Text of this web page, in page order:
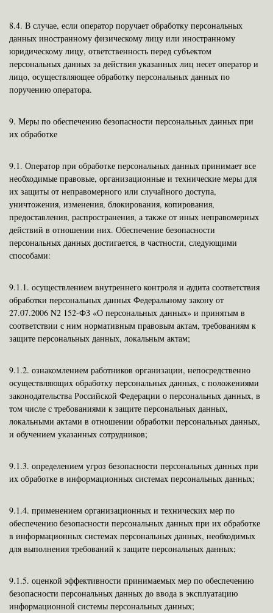
8.4. В случае, если оператор поручает обработку персональных
данных иностранному физическому лицу или иностранному
юридическому лицу, ответственность перед субъектом
персональных данных за действия указанных лиц несет оператор и
лицо, осуществляющее обработку персональных данных по
поручению оператора.
9. Меры по обеспечению безопасности персональных данных при
их обработке
9.1. Оператор при обработке персональных данных принимает все
необходимые правовые, организационные и технические меры для
их защиты от неправомерного или случайного доступа,
уничтожения, изменения, блокирования, копирования,
предоставления, распространения, а также от иных неправомерных
действий в отношении них. Обеспечение безопасности
персональных данных достигается, в частности, следующими
способами:
9.1.1. осуществлением внутреннего контроля и аудита соответствия
обработки персональных данных Федеральному закону от
27.07.2006 N2 152-ФЗ «О персональных данных» и принятым в
соответствии с ним нормативным правовым актам, требованиям к
защите персональных данных, локальным актам;
9.1.2. ознакомлением работников организации, непосредственно
осуществляющих обработку персональных данных, с положениями
законодательства Российской Федерации о персональных данных, в
том числе с требованиями к защите персональных данных,
локальными актами в отношении обработки персональных данных,
и обучением указанных сотрудников;
9.1.3. определением угроз безопасности персональных данных при
их обработке в информационных системах персональных данных;
9.1.4. применением организационных и технических мер по
обеспечению безопасности персональных данных при их обработке
в информационных системах персональных данных, необходимых
для выполнения требований к защите персональных данных;
9.1.5. оценкой эффективности принимаемых мер по обеспечению
безопасности персональных данных до ввода в эксплуатацию
информационной системы персональных данных;